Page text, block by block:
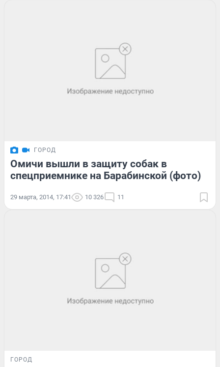
ГОРОД
Омичи вышли в защиту собак в
спецприемнике на Барабинской (фото)
29 марта, 2014, 17:41 10 326 11
ГОРОД